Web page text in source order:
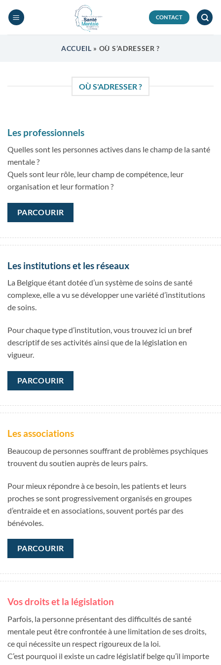
CONTACT
ACCUEIL » OÙ S’ADRESSER ?
OÙ S'ADRESSER ?
Les professionnels
Quelles sont les personnes actives dans le champ de la santé
mentale ?
Quels sont leur rôle, leur champ de compétence, leur
organisation et leur formation ?
PARCOURIR
Les institutions et les réseaux
La Belgique étant dotée d’un système de soins de santé
complexe, elle a vu se développer une variété d’institutions
de soins.
Pour chaque type d’institution, vous trouvez ici un bref
descriptif de ses activités ainsi que de la législation en
vigueur.
PARCOURIR
Les associations
Beaucoup de personnes souffrant de problèmes psychiques
trouvent du soutien auprès de leurs pairs.
Pour mieux répondre à ce besoin, les patients et leurs
proches se sont progressivement organisés en groupes
d’entraide et en associations, souvent portés par des
bénévoles.
PARCOURIR
Vos droits et la législation
Parfois, la personne présentant des difficultés de santé
mentale peut être confrontée à une limitation de ses droits,
ce qui nécessite un respect rigoureux de la loi.
C’est pourquoi il existe un cadre législatif belge qu’il importe